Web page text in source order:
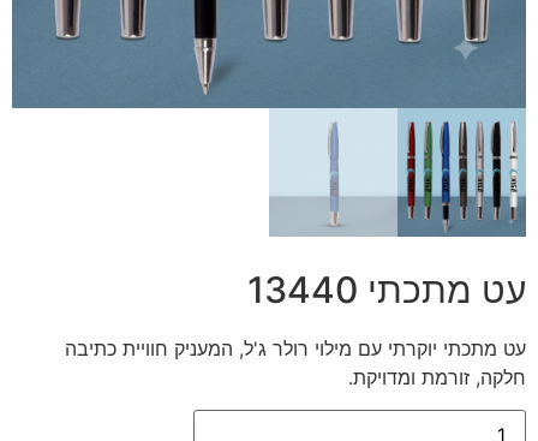
עט מתכתי 13440
עט מתכתי יוקרתי עם מילוי רולר ג'ל, המעניק חוויית כתיבה
חלקה, זורמת ומדויקת.